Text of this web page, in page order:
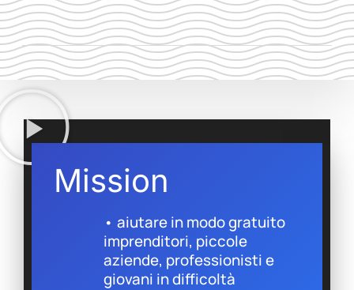
Mission
• aiutare in modo gratuito
imprenditori, piccole
aziende, professionisti e
giovani in difficoltà